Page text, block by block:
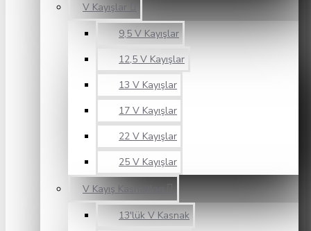
V Kayışlar
9,5 V Kayışlar
12,5 V Kayışlar
13 V Kayışlar
17 V Kayışlar
22 V Kayışlar
25 V Kayışlar
V Kayış Kasnakları
13'lük V Kasnak